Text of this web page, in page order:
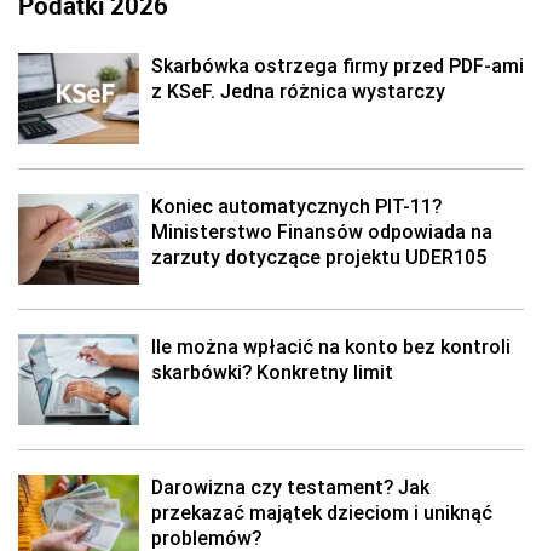
Skarbówka ostrzega firmy przed PDF-ami
z KSeF. Jedna różnica wystarczy
Koniec automatycznych PIT-11?
Ministerstwo Finansów odpowiada na
zarzuty dotyczące projektu UDER105
Ile można wpłacić na konto bez kontroli
skarbówki? Konkretny limit
Darowizna czy testament? Jak
przekazać majątek dzieciom i uniknąć
problemów?